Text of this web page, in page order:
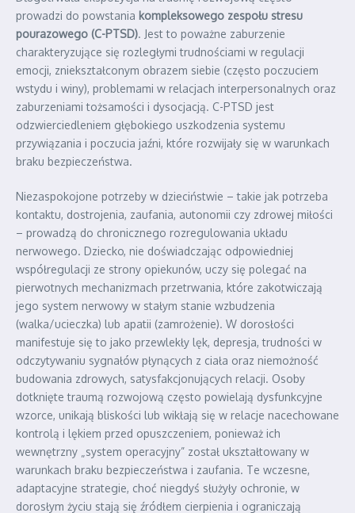
prowadzi do powstania kompleksowego zespołu stresu
pourazowego (C-PTSD). Jest to poważne zaburzenie
charakteryzujące się rozległymi trudnościami w regulacji
emocji, zniekształconym obrazem siebie (często poczuciem
wstydu i winy), problemami w relacjach interpersonalnych oraz
zaburzeniami tożsamości i dysocjacją. C-PTSD jest
odzwierciedleniem głębokiego uszkodzenia systemu
przywiązania i poczucia jaźni, które rozwijały się w warunkach
braku bezpieczeństwa.
Niezaspokojone potrzeby w dzieciństwie – takie jak potrzeba
kontaktu, dostrojenia, zaufania, autonomii czy zdrowej miłości
– prowadzą do chronicznego rozregulowania układu
nerwowego. Dziecko, nie doświadczając odpowiedniej
współregulacji ze strony opiekunów, uczy się polegać na
pierwotnych mechanizmach przetrwania, które zakotwiczają
jego system nerwowy w stałym stanie wzbudzenia
(walka/ucieczka) lub apatii (zamrożenie). W dorosłości
manifestuje się to jako przewlekły lęk, depresja, trudności w
odczytywaniu sygnałów płynących z ciała oraz niemożność
budowania zdrowych, satysfakcjonujących relacji. Osoby
dotknięte traumą rozwojową często powielają dysfunkcyjne
wzorce, unikają bliskości lub wikłają się w relacje nacechowane
kontrolą i lękiem przed opuszczeniem, ponieważ ich
wewnętrzny „system operacyjny” został ukształtowany w
warunkach braku bezpieczeństwa i zaufania. Te wczesne,
adaptacyjne strategie, choć niegdyś służyły ochronie, w
dorosłym życiu stają się źródłem cierpienia i ograniczają